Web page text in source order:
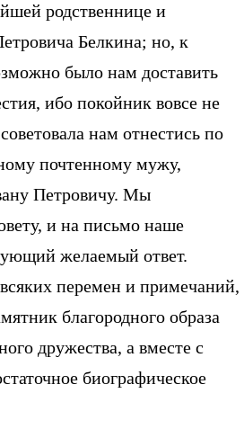
родственнице и
Белкина; но, к
было нам доставить
ибо покойник вовсе не
нам отнестись по
почтенному мужу,
Петровичу. Мы
и на письмо наше
желаемый ответ.
перемен и примечаний,
благородного образа
дружества, а вместе с
биографическое